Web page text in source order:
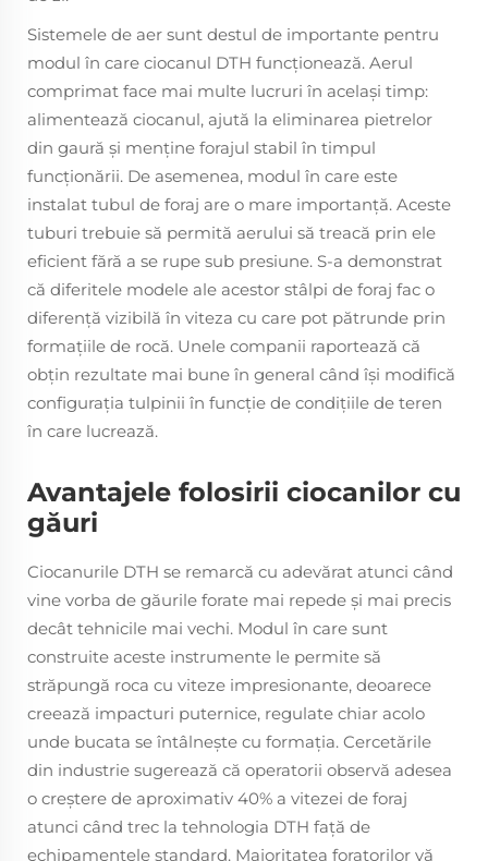
Sistemele de aer sunt destul de importante pentru
modul în care ciocanul DTH funcționează. Aerul
comprimat face mai multe lucruri în acelaşi timp:
alimentează ciocanul, ajută la eliminarea pietrelor
din gaură şi menţine forajul stabil în timpul
funcţionării. De asemenea, modul în care este
instalat tubul de foraj are o mare importanţă. Aceste
tuburi trebuie să permită aerului să treacă prin ele
eficient fără a se rupe sub presiune. S-a demonstrat
că diferitele modele ale acestor stâlpi de foraj fac o
diferenţă vizibilă în viteza cu care pot pătrunde prin
formaţiile de rocă. Unele companii raportează că
obţin rezultate mai bune în general când își modifică
configuraţia tulpinii în funcţie de condiţiile de teren
în care lucrează.
Avantajele folosirii ciocanilor cu
găuri
Ciocanurile DTH se remarcă cu adevărat atunci când
vine vorba de găurile forate mai repede şi mai precis
decât tehnicile mai vechi. Modul în care sunt
construite aceste instrumente le permite să
străpungă roca cu viteze impresionante, deoarece
creează impacturi puternice, regulate chiar acolo
unde bucata se întâlneşte cu formaţia. Cercetările
din industrie sugerează că operatorii observă adesea
o creștere de aproximativ 40% a vitezei de foraj
atunci când trec la tehnologia DTH față de
echipamentele standard. Majoritatea foratorilor vă